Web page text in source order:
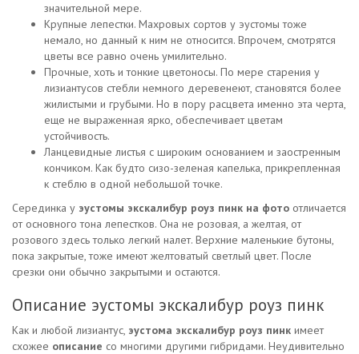
значительной мере.
Крупные лепестки. Махровых сортов у эустомы тоже
немало, но данный к ним не относится. Впрочем, смотрятся
цветы все равно очень умилительно.
Прочные, хоть и тонкие цветоносы. По мере старения у
лизиантусов стебли немного деревенеют, становятся более
жилистыми и грубыми. Но в пору расцвета именно эта черта,
еще не выраженная ярко, обеспечивает цветам
устойчивость.
Ланцевидные листья с широким основанием и заостренным
кончиком. Как будто сизо-зеленая капелька, прикрепленная
к стеблю в одной небольшой точке.
Серединка у эустомы экскалибур роуз пинк на фото отличается
от основного тона лепестков. Она не розовая, а желтая, от
розового здесь только легкий налет. Верхние маленькие бутоны,
пока закрытые, тоже имеют желтоватый светлый цвет. После
срезки они обычно закрытыми и остаются.
Описание эустомы экскалибур роуз пинк
Как и любой лизиантус, эустома экскалибур роуз пинк имеет
схожее описание со многими другими гибридами. Неудивительно